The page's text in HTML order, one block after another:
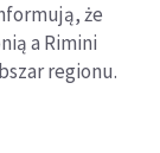
że
a Rimini
regionu.